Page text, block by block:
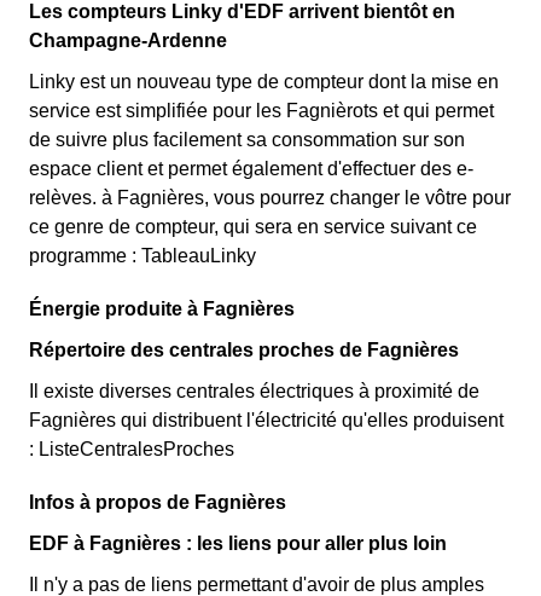
Les compteurs Linky d'EDF arrivent bientôt en
Champagne-Ardenne
Linky est un nouveau type de compteur dont la mise en
service est simplifiée pour les Fagnièrots et qui permet
de suivre plus facilement sa consommation sur son
espace client et permet également d'effectuer des e-
relèves. à Fagnières, vous pourrez changer le vôtre pour
ce genre de compteur, qui sera en service suivant ce
programme : TableauLinky
Énergie produite à Fagnières
Répertoire des centrales proches de Fagnières
Il existe diverses centrales électriques à proximité de
Fagnières qui distribuent l'électricité qu'elles produisent
: ListeCentralesProches
Infos à propos de Fagnières
EDF à Fagnières : les liens pour aller plus loin
Il n'y a pas de liens permettant d'avoir de plus amples